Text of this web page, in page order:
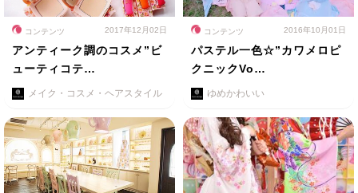
コンテンツ 2017年12月02日
アンティーク調のコスメ”ビ
ューティコテ…
メイク・コスメ・ヘアスタイル
コンテンツ 2016年10月01日
パステル一色☆”カワメロピ
クニックVo…
ゆめかわいい